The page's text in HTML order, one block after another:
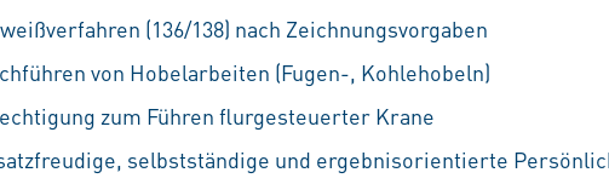
(136/138) nach Zeichnungsvorgaben
von Hobelarbeiten (Fugen-, Kohlehobeln)
zum Führen flurgesteuerter Krane
selbstständige und ergebnisorientierte